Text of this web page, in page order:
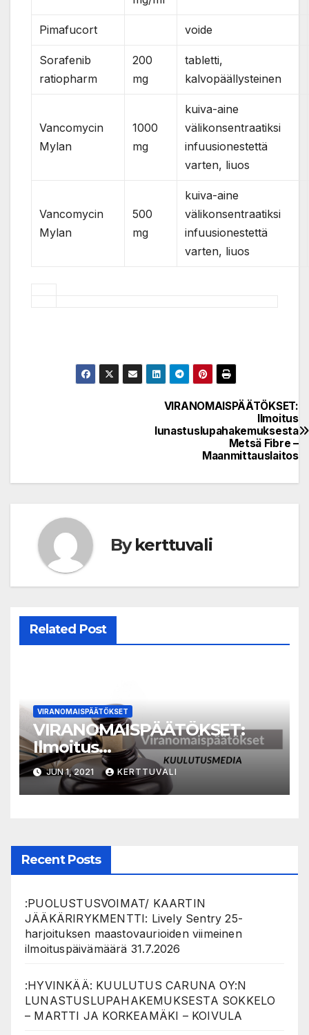
Pimafucort voide
Sorafenib
ratiopharm
200
mg
tabletti,
kalvopäällysteinen
Vancomycin
Mylan
1000
mg
kuiva-aine
välikonsentraatiksi
infuusionestettä
varten, liuos
Vancomycin
Mylan
500
mg
kuiva-aine
välikonsentraatiksi
infuusionestettä
varten, liuos
VIRANOMAISPÄÄTÖKSET:
Ilmoitus
lunastuslupahakemuksesta
Metsä Fibre –
Maanmittauslaitos
Bykerttuvali
Related Post
VIRANOMAISPÄÄTÖKSET
VIRANOMAISPÄÄTÖKSET:
Ilmoitus
lunastuslupahakemuksesta
Metsä Fibre –
Maanmittauslaitos
JUN 1, 2021 KERTTUVALI
Recent Posts
:PUOLUSTUSVOIMAT/ KAARTIN
JÄÄKÄRIRYKMENTTI: Lively Sentry 25-
harjoituksen maastovaurioiden viimeinen
ilmoituspäivämäärä 31.7.2026
:HYVINKÄÄ: KUULUTUS CARUNA OY:N
LUNASTUSLUPAHAKEMUKSESTA SOKKELO
– MARTTI JA KORKEAMÄKI – KOIVULA